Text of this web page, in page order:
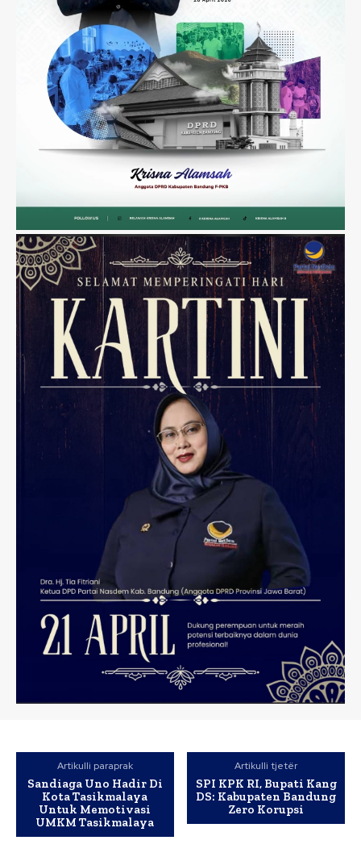
Artikulli paraprak
Sandiaga Uno Hadir Di
Kota Tasikmalaya
Untuk Memotivasi
UMKM Tasikmalaya
Artikulli tjetër
SPI KPK RI, Bupati Kang
DS: Kabupaten Bandung
Zero Korupsi